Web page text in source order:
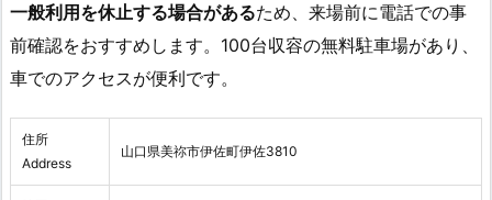
一般利用を休止する場合があるため、来場前に電話での事
前確認をおすすめします。100台収容の無料駐車場があり、
車でのアクセスが便利です。
住所
Address
山口県美祢市伊佐町伊佐3810